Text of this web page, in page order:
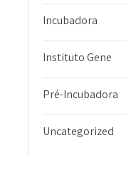
Incubadora
Instituto Gene
Pré-Incubadora
Uncategorized